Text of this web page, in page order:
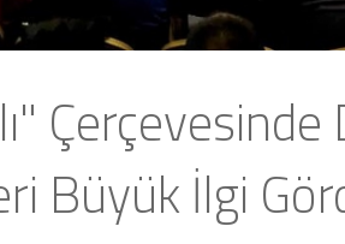
Büyük İlgi